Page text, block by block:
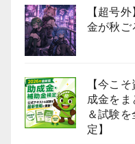
【超号
金が秋ご
【今こ
成金をま
＆試験
定】